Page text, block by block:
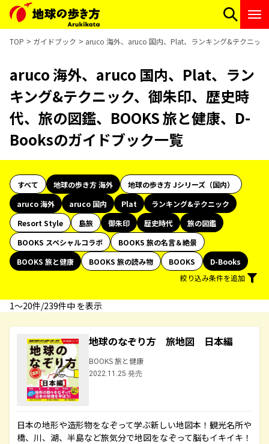
TOP ガイドブック aruco 海外、aruco 国内、Plat、ランキング&テクニッ
aruco 海外、aruco 国内、Plat、ラン
キング&テクニック、御朱印、歴史時
代、旅の図鑑、BOOKS 旅と健康、D-
Booksのガイドブック一覧
すべて 地球の歩き方 海外
地球の歩き方 Jシリーズ（国内）
aruco 海外
aruco 国内 Plat
ランキング&テクニック
Resort Style
島旅 御朱印 歴史時代
旅の図鑑
BOOKS スペシャルコラボ
BOOKS 旅の名言＆絶景
BOOKS 旅と健康
BOOKS 旅の読み物 BOOKS
D-Books
絞り込み条件を追加
1〜20件/239件中 を表示
地球のなぞり方 旅地図 日本編
BOOKS 旅と健康
2022.11.25 発売
日本の地形や造形物をなぞって学ぶ新しい地図本！観光名所や
橋、川、湖、半島など旅気分で地図をなぞって脳もイキイキ！